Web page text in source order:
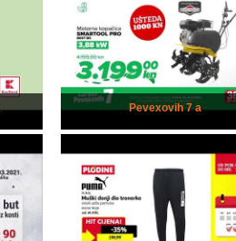
Pevexovih 7 a